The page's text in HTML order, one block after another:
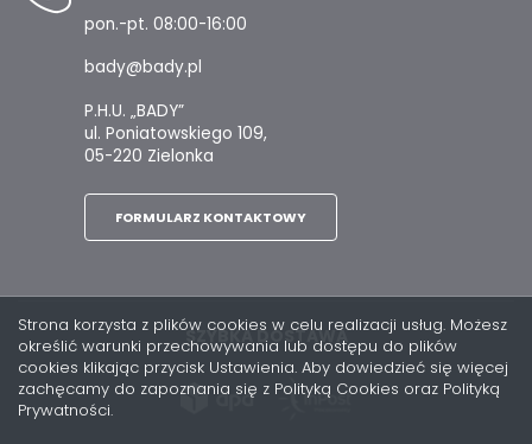
pon.-pt. 08:00-16:00
bady@bady.pl
P.H.U. „BADY”
ul. Poniatowskiego 109,
05-220 Zielonka
FORMULARZ KONTAKTOWY
SZYBKA DOSTAWA
Strona korzysta z plików cookies w celu realizacji usług. Możesz
określić warunki przechowywania lub dostępu do plików
cookies klikając przycisk Ustawienia. Aby dowiedzieć się więcej
zachęcamy do zapoznania się z Polityką Cookies oraz Polityką
Prywatności.